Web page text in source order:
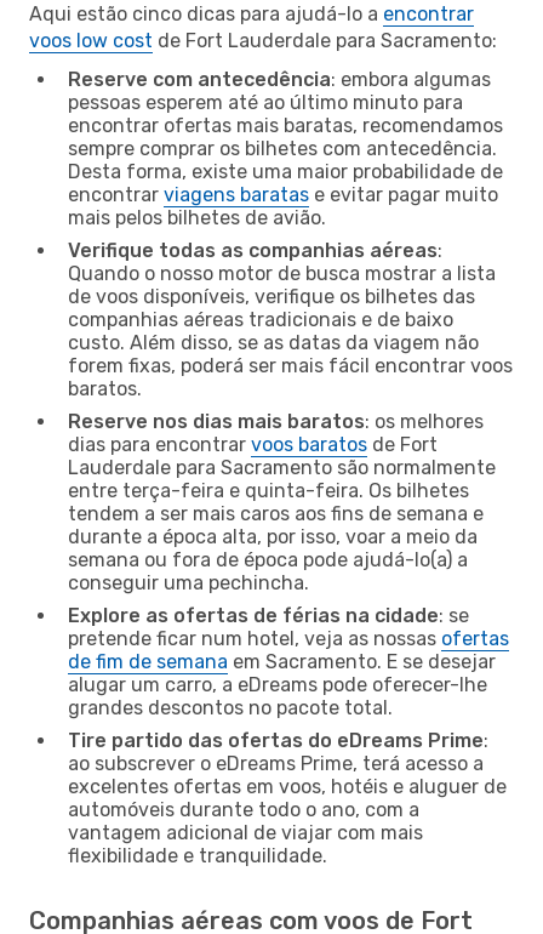
Aqui estão cinco dicas para ajudá-lo a encontrar
voos low cost de Fort Lauderdale para Sacramento:
Reserve com antecedência: embora algumas
pessoas esperem até ao último minuto para
encontrar ofertas mais baratas, recomendamos
sempre comprar os bilhetes com antecedência.
Desta forma, existe uma maior probabilidade de
encontrar viagens baratas e evitar pagar muito
mais pelos bilhetes de avião.
Verifique todas as companhias aéreas:
Quando o nosso motor de busca mostrar a lista
de voos disponíveis, verifique os bilhetes das
companhias aéreas tradicionais e de baixo
custo. Além disso, se as datas da viagem não
forem fixas, poderá ser mais fácil encontrar voos
baratos.
Reserve nos dias mais baratos: os melhores
dias para encontrar voos baratos de Fort
Lauderdale para Sacramento são normalmente
entre terça-feira e quinta-feira. Os bilhetes
tendem a ser mais caros aos fins de semana e
durante a época alta, por isso, voar a meio da
semana ou fora de época pode ajudá-lo(a) a
conseguir uma pechincha.
Explore as ofertas de férias na cidade: se
pretende ficar num hotel, veja as nossas ofertas
de fim de semana em Sacramento. E se desejar
alugar um carro, a eDreams pode oferecer-lhe
grandes descontos no pacote total.
Tire partido das ofertas do eDreams Prime:
ao subscrever o eDreams Prime, terá acesso a
excelentes ofertas em voos, hotéis e aluguer de
automóveis durante todo o ano, com a
vantagem adicional de viajar com mais
flexibilidade e tranquilidade.
Companhias aéreas com voos de Fort